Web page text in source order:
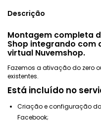
Descrição
Montagem completa
Shop integrando com
virtual Nuvemshop.
Fazemos a ativação do zero
existentes.
Está incluído no
Criação e configuração
Facebook;